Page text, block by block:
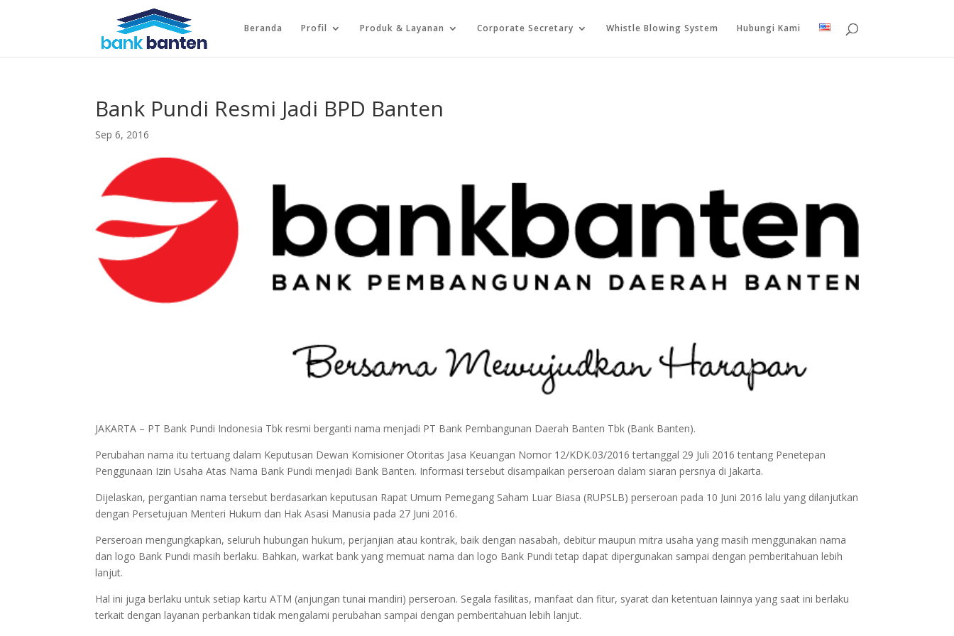
Beranda Profil Produk & Layanan Corporate Secretary Whistle Blowing System Hubungi Kami
Bank Pundi Resmi Jadi BPD Banten
Sep 6, 2016
JAKARTA – PT Bank Pundi Indonesia Tbk resmi berganti nama menjadi PT Bank Pembangunan Daerah Banten Tbk (Bank Banten).
Perubahan nama itu tertuang dalam Keputusan Dewan Komisioner Otoritas Jasa Keuangan Nomor 12/KDK.03/2016 tertanggal 29 Juli 2016 tentang Penetepan
Penggunaan Izin Usaha Atas Nama Bank Pundi menjadi Bank Banten. Informasi tersebut disampaikan perseroan dalam siaran persnya di Jakarta.
Dijelaskan, pergantian nama tersebut berdasarkan keputusan Rapat Umum Pemegang Saham Luar Biasa (RUPSLB) perseroan pada 10 Juni 2016 lalu yang dilanjutkan
dengan Persetujuan Menteri Hukum dan Hak Asasi Manusia pada 27 Juni 2016.
Perseroan mengungkapkan, seluruh hubungan hukum, perjanjian atau kontrak, baik dengan nasabah, debitur maupun mitra usaha yang masih menggunakan nama
dan logo Bank Pundi masih berlaku. Bahkan, warkat bank yang memuat nama dan logo Bank Pundi tetap dapat dipergunakan sampai dengan pemberitahuan lebih
lanjut.
Hal ini juga berlaku untuk setiap kartu ATM (anjungan tunai mandiri) perseroan. Segala fasilitas, manfaat dan fitur, syarat dan ketentuan lainnya yang saat ini berlaku
terkait dengan layanan perbankan tidak mengalami perubahan sampai dengan pemberitahuan lebih lanjut.